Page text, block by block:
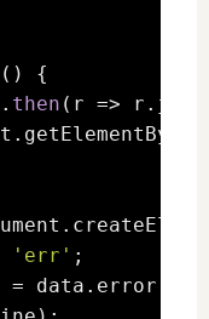
() {
then (r =>
'err' ;
= data.error +